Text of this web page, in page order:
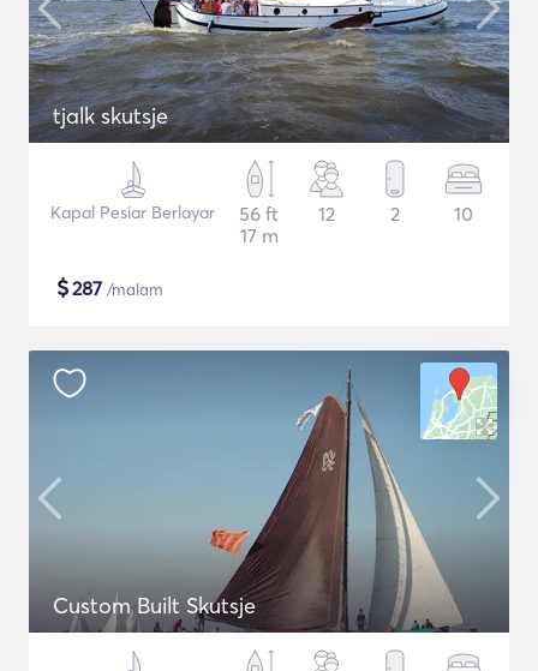
tjalk skutsje
Kapal Pesiar Berlayar
56 ft
17 m
12 2 10
$287 /malam
Custom Built Skutsje